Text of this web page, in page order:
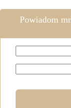
Powiadom